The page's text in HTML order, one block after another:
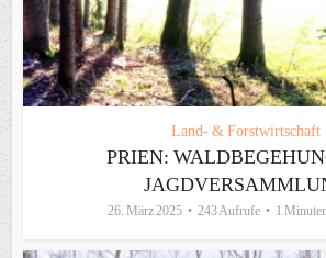
Land- & Forstwirtschaft
PRIEN:
26. März 2025 243 Aufrufe 1